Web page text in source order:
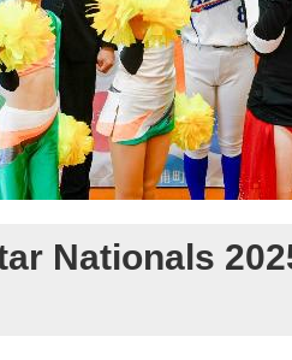
Nationals